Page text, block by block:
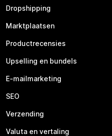
Dropshipping
Marktplaatsen
Productrecensies
Upselling en bundels
E-mailmarketing
SEO
Verzending
Valuta en vertaling